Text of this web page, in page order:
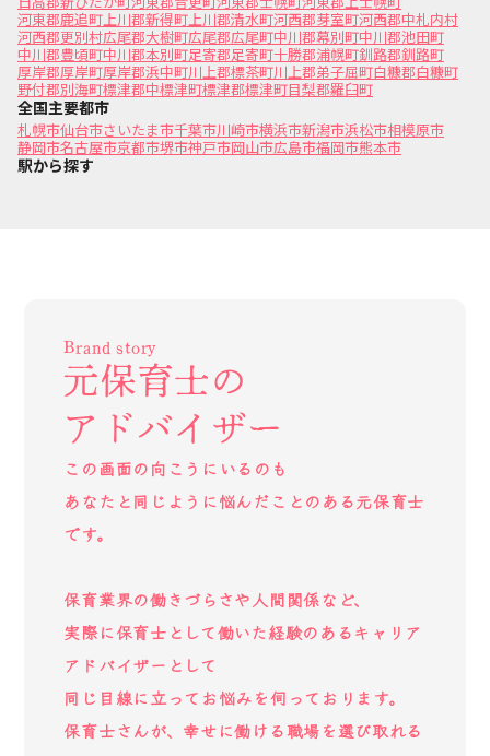
河東郡鹿追町上川郡新得町上川郡清水町河西郡芽室町河西郡中札内村
河西郡更別村広尾郡大樹町広尾郡広尾町中川郡幕別町中川郡池田町
中川郡豊頃町中川郡本別町足寄郡足寄町十勝郡浦幌町釧路郡釧路町
厚岸郡厚岸町厚岸郡浜中町川上郡標茶町川上郡弟子屈町白糠郡白糠町
野付郡別海町標津郡中標津町標津郡標津町目梨郡羅臼町
全国主要都市
札幌市仙台市さいたま市千葉市川崎市横浜市新潟市浜松市相模原市
静岡市名古屋市京都市堺市神戸市岡山市広島市福岡市熊本市
駅から探す
Brand story
元保育士の
アドバイザー
この画面の向こうにいるのも
あなたと同じように悩んだことのある元保育士
です。
保育業界の働きづらさや人間関係など、
実際に保育士として働いた経験のあるキャリア
アドバイザーとして
同じ目線に立ってお悩みを伺っております。
保育士さんが、幸せに働ける職場を選び取れる